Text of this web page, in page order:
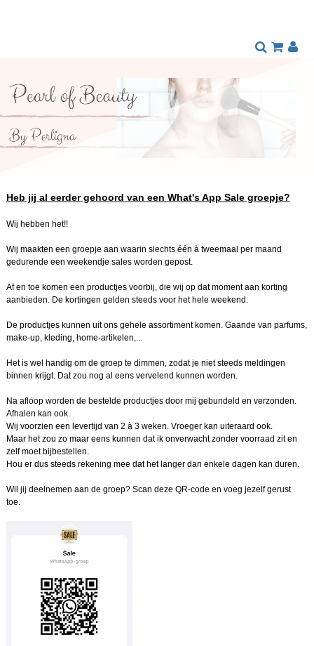
Heb jij al eerder gehoord van een What's App Sale groepje?
Wij hebben het!!
Wij maakten een groepje aan waarin slechts één à tweemaal per maand
gedurende een weekendje sales worden gepost.
Af en toe komen een productjes voorbij, die wij op dat moment aan korting
aanbieden. De kortingen gelden steeds voor het hele weekend.
De productjes kunnen uit ons gehele assortiment komen. Gaande van parfums,
make-up, kleding, home-artikelen,...
Het is wel handig om de groep te dimmen, zodat je niet steeds meldingen
binnen krijgt. Dat zou nog al eens vervelend kunnen worden.
Na afloop worden de bestelde productjes door mij gebundeld en verzonden.
Afhalen kan ook.
Wij voorzien een levertijd van 2 à 3 weken. Vroeger kan uiteraard ook.
Maar het zou zo maar eens kunnen dat ik onverwacht zonder voorraad zit en
zelf moet bijbestellen.
Hou er dus steeds rekening mee dat het langer dan enkele dagen kan duren.
Wil jij deelnemen aan de groep? Scan deze QR-code en voeg jezelf gerust
toe.